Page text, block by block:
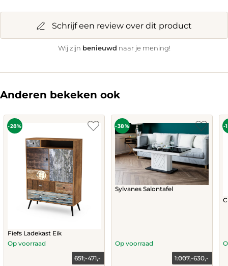
Schrijf een review over dit product
Wij zijn benieuwd naar je mening!
Anderen bekeken ook
-28%
Fiefs Ladekast Eik
471,-
Current
651,-
Original
Op voorraad
-38%
Sylvanes Salontafel
1.007,-630,-
Op voorraad
-